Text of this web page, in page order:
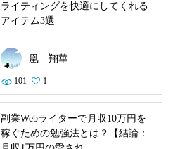
ライティングを快適にしてくれる
アイテム3選
凰 翔華
101 1
副業Webライターで月収10万円を
稼ぐための勉強法とは？【結論：